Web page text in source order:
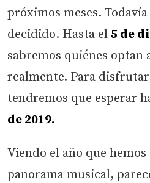
próximos meses.
decidido. Hasta el 5 de
sabremos quiénes optan
realmente. Para
tendremos que esperar
de 2019.
Viendo el año que
panorama musical,